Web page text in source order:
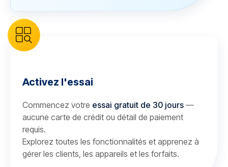
Activez l'essai
Commencez votre essai gratuit de 30 jours —
aucune carte de crédit ou détail de paiement
requis.
Explorez toutes les fonctionnalités et apprenez à
gérer les clients, les appareils et les forfaits.